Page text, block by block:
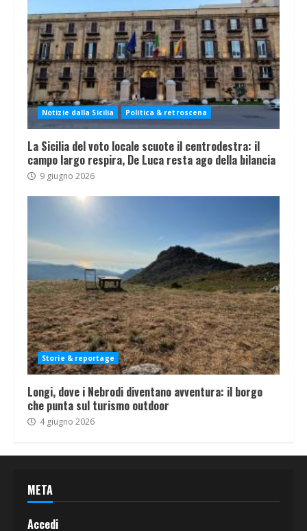
Notizie dalla Sicilia Politica & retroscena
La Sicilia del voto locale scuote il centrodestra: il
campo largo respira, De Luca resta ago della bilancia
9 giugno 2026
Storie & reportage
Longi, dove i Nebrodi diventano avventura: il borgo
che punta sul turismo outdoor
4 giugno 2026
META
Accedi